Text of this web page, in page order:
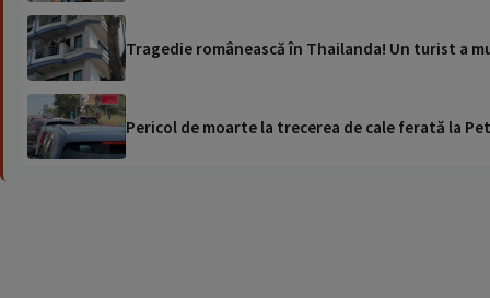
Tragedie românească în Thailanda! Un turist a
Pericol de moarte la trecerea de cale ferată la